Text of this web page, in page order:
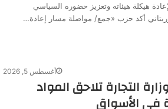
هيكلة هيئاته وتعزيز حضوره السياسي
أكد حزب «جمع/ مواصلة مسار إعادة…
أغسطس 5, 2026
التجارة تلاحق المواد
في الأسواق